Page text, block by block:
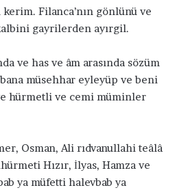
Filanca’nın gönlünü ve
gayrilerden ayırgil.
ve has ve âm arasında sözüm
müsehhar eyleyüp ve beni
hürmetli ve cemi müminler
Osman, Ali rıdvanullahi teâlâ
Hızır, İlyas, Hamza ve
ya müfetti halevbab ya